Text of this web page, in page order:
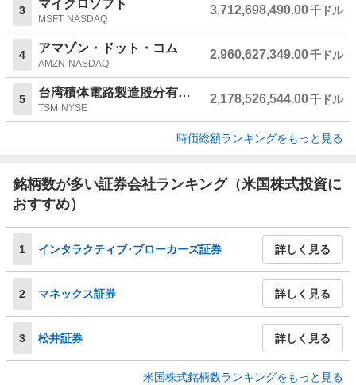
3 マイクロソフト
MSFT NASDAQ
3,712,698,490.00千ドル
4 アマゾン・ドット・コム
AMZN NASDAQ
2,960,627,349.00千ドル
5 台湾積体電路製造股分有限公司
TSM NYSE
2,178,526,544.00千ドル
時価総額ランキングをもっと見る
銘柄数が多い証券会社ランキング（米国株式投資に
おすすめ）
1 インタラクティブ･ブローカーズ証券 詳しく見る
2 マネックス証券 詳しく見る
3 松井証券 詳しく見る
米国株式銘柄数ランキングをもっと見る